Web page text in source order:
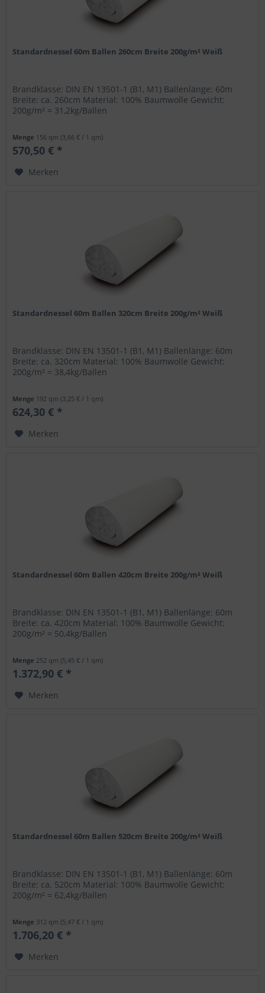
Standardnessel 60m Ballen 260cm Breite 200g/m² Weiß
Brandklasse: DIN EN 13501-1 (B1, M1) Ballenlänge: 60m
Breite: ca. 260cm Material: 100% Baumwolle Gewicht:
200g/m² = 31,2kg/Ballen
Menge 156 qm(3,66 € / 1 qm)
570,50 € *
Merken
Standardnessel 60m Ballen 320cm Breite 200g/m² Weiß
Brandklasse: DIN EN 13501-1 (B1, M1) Ballenlänge: 60m
Breite: ca. 320cm Material: 100% Baumwolle Gewicht:
200g/m² = 38,4kg/Ballen
Menge 192 qm(3,25 € / 1 qm)
624,30 € *
Merken
Standardnessel 60m Ballen 420cm Breite 200g/m² Weiß
Brandklasse: DIN EN 13501-1 (B1, M1) Ballenlänge: 60m
Breite: ca. 420cm Material: 100% Baumwolle Gewicht:
200g/m² = 50,4kg/Ballen
Menge 252 qm(5,45 € / 1 qm)
1.372,90 € *
Merken
Standardnessel 60m Ballen 520cm Breite 200g/m² Weiß
Brandklasse: DIN EN 13501-1 (B1, M1) Ballenlänge: 60m
Breite: ca. 520cm Material: 100% Baumwolle Gewicht:
200g/m² = 62,4kg/Ballen
Menge 312 qm(5,47 € / 1 qm)
1.706,20 € *
Merken